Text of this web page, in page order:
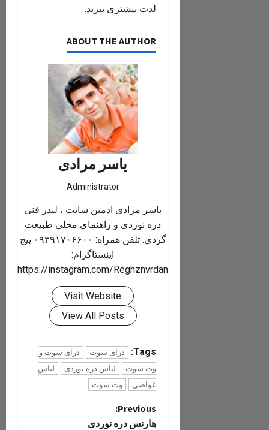
لذت بیشتری ببرید.
ABOUT THE AUTHOR
یاسر مرادی
Administrator
یاسر مرادی ادمین سایت ، لیدر فنی
دره نوردی و راهنمای محلی طبیعت
گردی. تلفن همراه: ۰۹۳۹۱۷۰۶۶۰۰ پیج
اینستاگرام:
https://instagram.com/Reghznvrdan
Visit Website
View All Posts
Tags: درای سوت
درای سوت و
وت سوت
لباس دره نوردی
لباس
غواصی
وت سوت
P
Previous:
هارنس دره نوردی